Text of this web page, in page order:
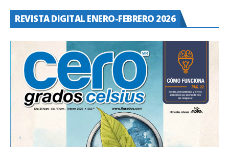
REVISTA DIGITAL ENERO-FEBRERO 2026